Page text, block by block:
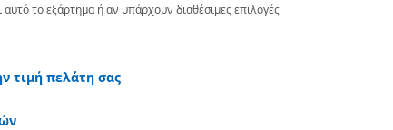
το εξάρτημα ή αν υπάρχουν διαθέσιμες επιλογές
τιμή πελάτη σας